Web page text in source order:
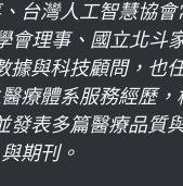
台灣人工智慧協
會理事、國立北斗
據與科技顧問，也
療體系服務經歷
表多篇醫療品質
與期刊。